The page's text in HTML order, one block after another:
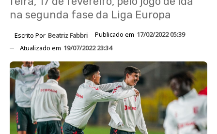
na segunda fase da Liga Europa
Escrito Por Beatriz Fabbri Publicado em 17/02/2022 05:39
Atualizado em 19/07/2022 23:34